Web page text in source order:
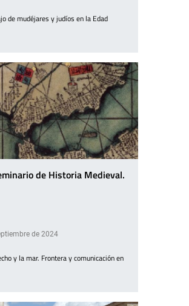
de mudéjares y judíos en la Edad
de Historia Medieval.
de 2024
y la mar. Frontera y comunicación en